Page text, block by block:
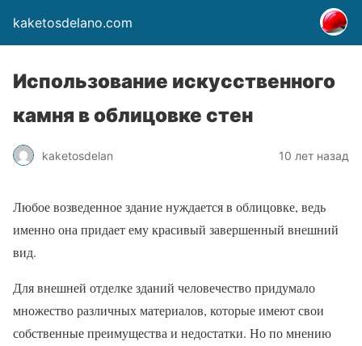
kaketosdelano.com
Использование искусственного
камня в облицовке стен
kaketosdelan 10 лет назад
Любое возведенное здание нуждается в облицовке, ведь
именно она придает ему красивый завершенный внешний
вид.
Для внешней отделке зданий человечество придумало
множество различных материалов, которые имеют свои
собственные преимущества и недостатки. Но по мнению